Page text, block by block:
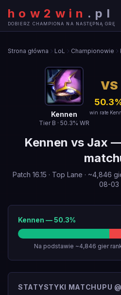
how2win . pl
DOBIERZ CHAMPIONA NA NASTĘPNĄ GRĘ
Strona główna LoL Championowie
Kennen
Tier B · 50.3% WR
VS
50.3
win rate
Kennen vs Jax
Patch 16.15 · Top Lane · ~4,846
08-03
Kennen —50.3%
Na podstawie ~4,846 gier
STATYSTYKI MATCHUPU